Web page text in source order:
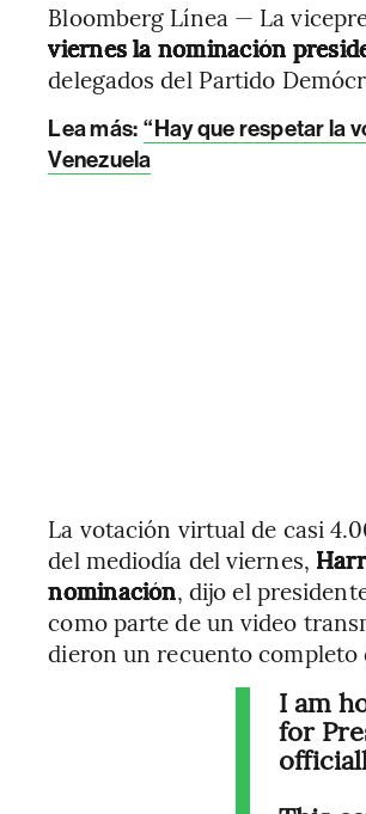
Bloomberg Línea — La
viernes la nominación
delegados del Partido
Lea más: “Hay que respetar la
Venezuela
La votación virtual de casi
del mediodía del viernes,
nominación, dijo el
como parte de un video
dieron un recuento completo
I am
for